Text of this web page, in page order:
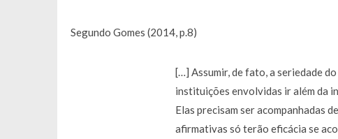
Segundo Gomes (2014, p.8)
[…] Assumir, de fato, a seriedade
instituições envolvidas ir além da
Elas precisam ser acompanhadas
afirmativas só terão eficácia se